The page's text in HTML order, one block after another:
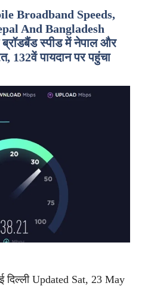
Broadband Speeds,
And Bangladesh
स्पीड में नेपाल और
132वें पायदान पर पहुंचा
Updated Sat, 23 May